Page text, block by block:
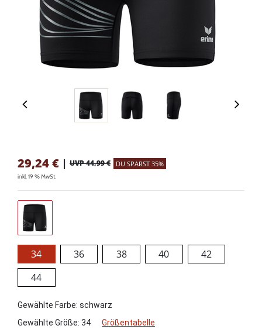
29,24€ | UVP 44,99 € DU SPARST 35%
inkl. 19 % MwSt.
34 36 38 40
42
44
Gewählte Farbe: schwarz
Gewählte Größe: 34 Größentabelle